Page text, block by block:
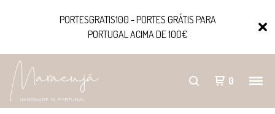
PORTESGRATIS100 - PORTES GRÁTIS PARA
PORTUGAL ACIMA DE 100€
0